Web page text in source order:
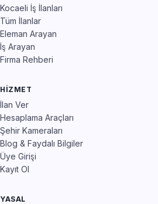
Kocaeli İş İlanları
Tüm İlanlar
Eleman Arayan
İş Arayan
Firma Rehberi
HIZMET
İlan Ver
Hesaplama Araçları
Şehir Kameraları
Blog & Faydalı Bilgiler
Üye Girişi
Kayıt Ol
YASAL